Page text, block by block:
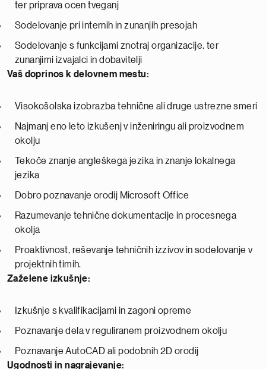
ter priprava ocen tveganj
Sodelovanje pri internih in zunanjih presojah
Sodelovanje s funkcijami znotraj organizacije, ter
zunanjimi izvajalci in dobavitelji
Vaš doprinos k delovnem mestu:
Visokošolska izobrazba tehnične ali druge ustrezne smeri
Najmanj eno leto izkušenj v inženiringu ali proizvodnem
okolju
Tekoče znanje angleškega jezika in znanje lokalnega
jezika
Dobro poznavanje orodij Microsoft Office
Razumevanje tehnične dokumentacije in procesnega
okolja
Proaktivnost, reševanje tehničnih izzivov in sodelovanje v
projektnih timih.
Zaželene izkušnje:
Izkušnje s kvalifikacijami in zagoni opreme
Poznavanje dela v reguliranem proizvodnem okolju
Poznavanje AutoCAD ali podobnih 2D orodij
Ugodnosti in nagrajevanje: